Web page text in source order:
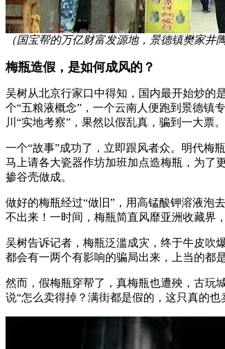
（国宝帮的万亿财富发源地，景德镇樊家
梅瓶造假，是如何成风的？
吴树从北京行家口中得知，国内最开始炒的
个“五粮液概念”，一个云南人便跑到景德镇
川“实地考察”，果然以假乱真，骗到一大票。
一个“故事”成功了，立即跟风者众。明代梅
马上请各大瓷器作坊加班加点造梅瓶，为
掺谷壳做成。
做好的梅瓶经过“做旧”，用高锰酸钾溶液泡
不出来！一时间，梅瓶简直风靡亚洲收藏界
吴树告诉记者，梅瓶泛滥成灾，终于牛皮吹
都会有一两个有影响的骗局出来，上当的都
然而，假梅瓶穿帮了，真梅瓶也遭殃，古玩
说“怎么卖得掉？满街都是假的，这只真的